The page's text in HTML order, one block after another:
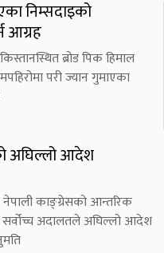
निम्सदाइको
आग्रह
ब्रोड पिक हिमाल
परी ज्यान गुमाएका
अघिल्लो आदेश
नेपाली काङ्ग्रेसको आन्तरिक
सर्वोच्च अदालतले अघिल्लो आदेश